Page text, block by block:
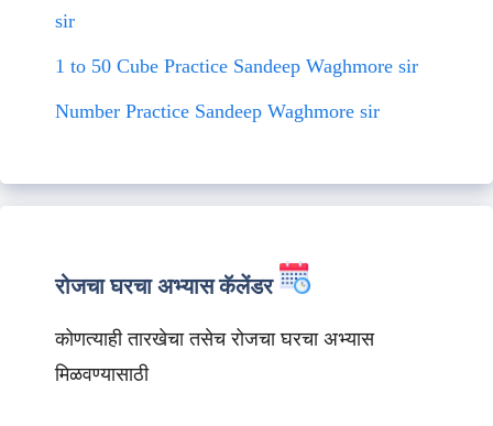
sir
1 to 50 Cube Practice Sandeep Waghmore sir
Number Practice Sandeep Waghmore sir
रोजचा घरचा अभ्यास कॅलेंडर
कोणत्याही तारखेचा तसेच रोजचा घरचा अभ्यास
मिळवण्यासाठी